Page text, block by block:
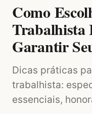
Contato
Como
Trabalhista
Garantir
Dicas práticas
trabalhista:
essenciais,